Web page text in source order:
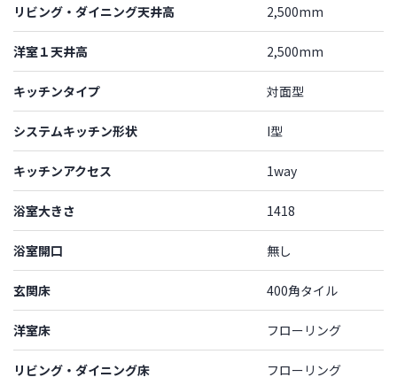
リビング・ダイニング天井高 2,500mm
洋室１天井高 2,500mm
キッチンタイプ 対面型
システムキッチン形状 I型
キッチンアクセス 1way
浴室大きさ 1418
浴室開口 無し
玄関床 400角タイル
洋室床 フローリング
リビング・ダイニング床 フローリング